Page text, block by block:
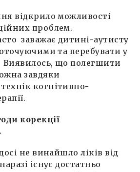
відкрило можливості
проблем.
заважає дитині-аутисту
та перебувати у
Виявилось, що полегшити
завдяки
когнітивно-
корекції
не винайшло ліків від
існує достатньо